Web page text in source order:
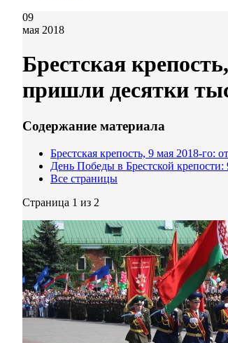
09
мая 2018
Брестская
пришли десятки
Содержание материала
Брестская крепость, 9 мая 2018-го:
День Победы в Брестской крепости:
Все страницы
Страница 1 из 2